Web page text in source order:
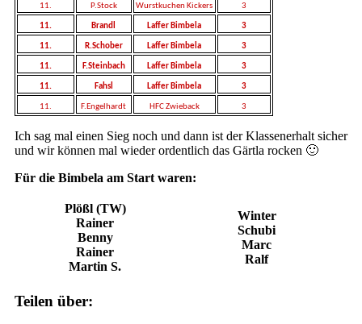
11. P.Stock Wurstkuchen Kickers 3
11. Brandl Laffer Bimbela 3
11. R.Schober Laffer Bimbela 3
11. F.Steinbach Laffer Bimbela 3
11. Fahsl Laffer Bimbela 3
11. F.Engelhardt HFC Zwieback 3
Ich sag mal einen Sieg noch und dann ist der Klassenerhalt sicher
und wir können mal wieder ordentlich das Gärtla rocken 🙂
Für die Bimbela am Start waren:
Plößl (TW)
Rainer
Benny
Rainer
Martin S.
Winter
Schubi
Marc
Ralf
Teilen über: